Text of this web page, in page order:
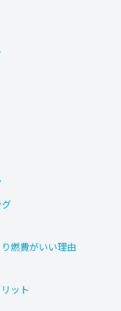
燃費がいい理由
ット